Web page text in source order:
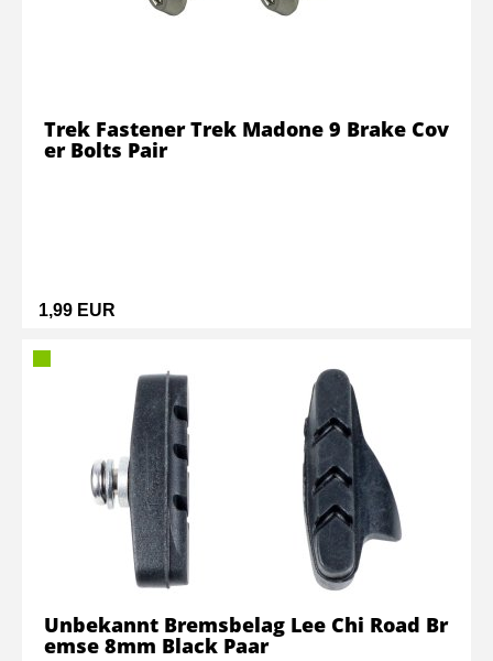
1,99 EUR
Trek Fastener Trek Madone 9 Brake Cov
er Bolts Pair
Unbekannt Bremsbelag Lee Chi Road Br
emse 8mm Black Paar